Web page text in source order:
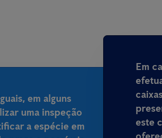
em alguns
uma inspeção
a espécie em
Em
este